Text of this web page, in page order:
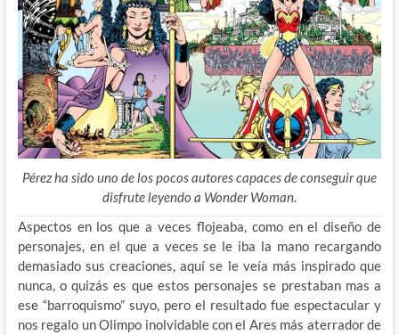
Pérez ha sido uno de los pocos autores capaces de conseguir que
disfrute leyendo a Wonder Woman.
Aspectos en los que a veces flojeaba, como en el diseño de
personajes, en el que a veces se le iba la mano recargando
demasiado sus creaciones, aquí se le veía más inspirado que
nunca, o quizás es que estos personajes se prestaban mas a
ese “barroquismo” suyo, pero el resultado fue espectacular y
nos regalo un Olimpo inolvidable con el Ares más aterrador de